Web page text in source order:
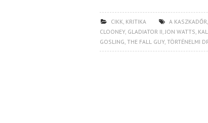
CIKK, KRITIKA A KASZKADŐR,
CLOONEY, GLADIATOR II,JON WATTS,
GOSLING, THE FALL GUY, TÖRTÉNELMI